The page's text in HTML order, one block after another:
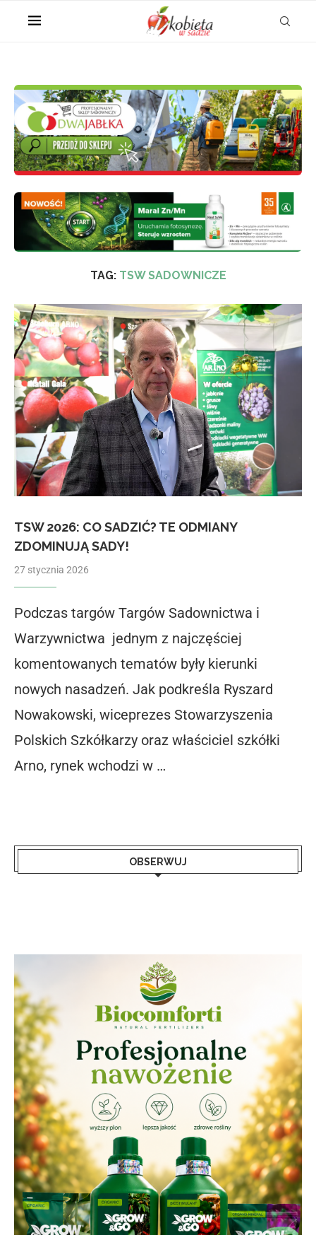
TAG: TSW SADOWNICZE
TSW 2026: CO SADZIĆ? TE ODMIANY
ZDOMINUJĄ SADY!
27 stycznia 2026
Podczas targów Targów Sadownictwa i
Warzywnictwa jednym z najczęściej
komentowanych tematów były kierunki
nowych nasadzeń. Jak podkreśla Ryszard
Nowakowski, wiceprezes Stowarzyszenia
Polskich Szkółkarzy oraz właściciel szkółki
Arno, rynek wchodzi w …
OBSERWUJ